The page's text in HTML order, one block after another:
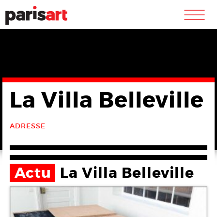
m
La Villa Belleville
ADRESSE
Actu La Villa Belleville